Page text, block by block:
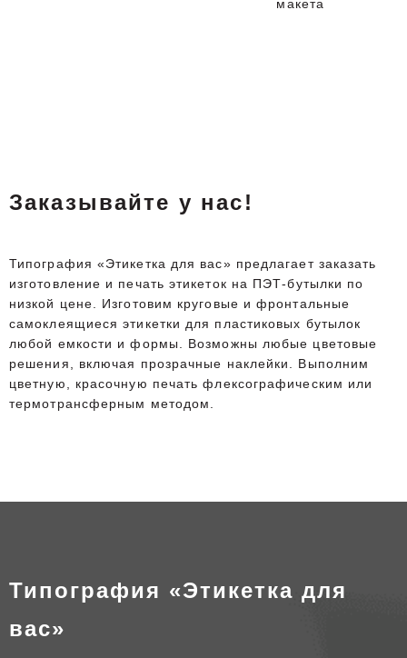
макета
Заказывайте у нас!
Типография «Этикетка для вас» предлагает заказать
изготовление и печать этикеток на ПЭТ-бутылки по
низкой цене. Изготовим круговые и фронтальные
самоклеящиеся этикетки для пластиковых бутылок
любой емкости и формы. Возможны любые цветовые
решения, включая прозрачные наклейки. Выполним
цветную, красочную печать флексографическим или
термотрансферным методом.
Типография «Этикетка для
вас»